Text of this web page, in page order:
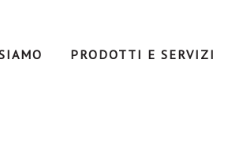
PRODOTTI E SERVIZI